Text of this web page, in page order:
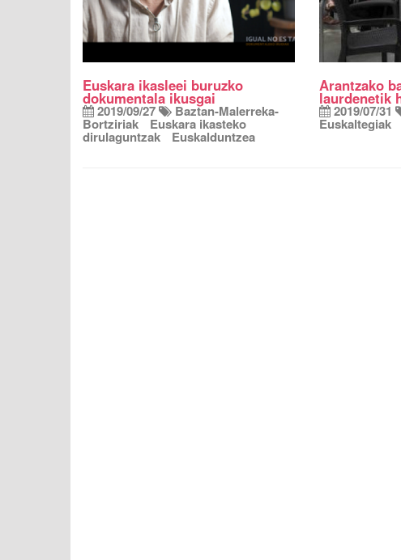
Euskara ikasleei buruzko
dokumentala ikusgai
2019/09/27 Baztan-Malerreka-
Bortziriak Euskara ikasteko
dirulaguntzak Euskalduntzea
Arantzako
laurdenetik
2019/07/31
Euskaltegiak